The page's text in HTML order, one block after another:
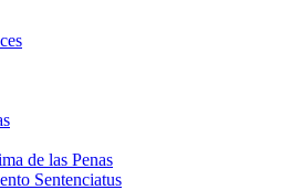
de las Penas
Sentenciatus